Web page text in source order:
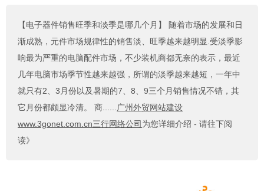
【电子器件销售旺季和淡季是哪几个月】
随着市场的发展和日
渐成熟，元件市场规律性的销售淡、旺季越来越明显.受淡季影
响最为严重的电脑配件市场，不少装机商都无奈的表示，最近
几年电脑市场季节性越来越强，所谓的淡季越来越短，一年中
就只有2、3月份以及暑期的7、8、9三个月销售情况不错，其
它月份都颇显冷清。 商......广州外贸网站建设
www.3gonet.com.cn三行网络公司 为您详细介绍 - 请往下阅
读》